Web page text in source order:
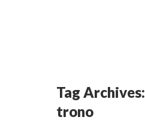
Tag Archives:
trono